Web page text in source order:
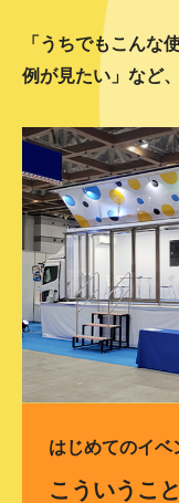
「うちでもこんな
例が見たい」など
はじめてのイベ
こういうこ